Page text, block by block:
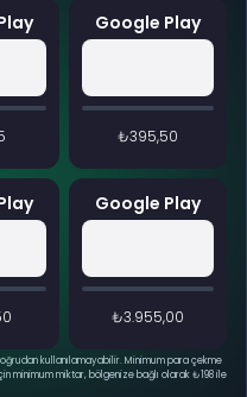
Google Play
₺395,50
Google Play
₺3.955,00
kullanılamayabilir. Minimum para çekme
minimum miktar, bölgenize bağlı olarak ₺198 ile